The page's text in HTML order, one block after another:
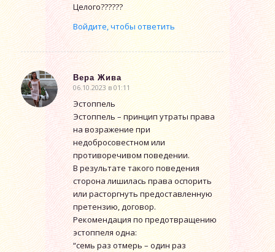
Целого??????
Войдите, чтобы ответить
Вера Жива
говорит:
06.10.2023 в 01:11
Эстоппель
Эстоппель – принцип утраты права
на возражение при
недобросовестном или
противоречивом поведении.
В результате такого поведения
сторона лишилась права оспорить
или расторгнуть предоставленную
претензию, договор.
Рекомендация по предотвращению
эстоппеля одна:
“семь раз отмерь – один раз